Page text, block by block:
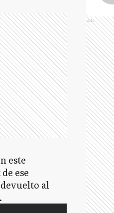
este
ese
al
Ads